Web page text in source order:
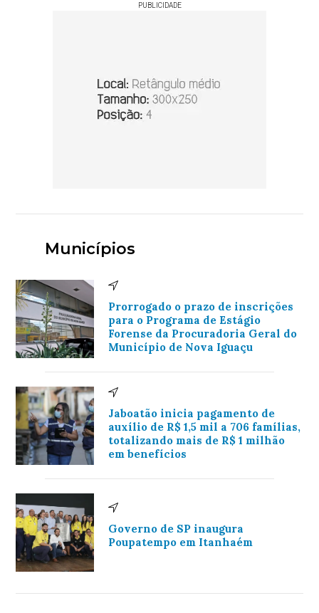
PUBLICIDADE
Municípios
Prorrogado o prazo de inscrições
para o Programa de Estágio
Forense da Procuradoria Geral do
Município de Nova Iguaçu
Jaboatão inicia pagamento de
auxílio de R$ 1,5 mil a 706 famílias,
totalizando mais de R$ 1 milhão
em benefícios
Governo de SP inaugura
Poupatempo em Itanhaém